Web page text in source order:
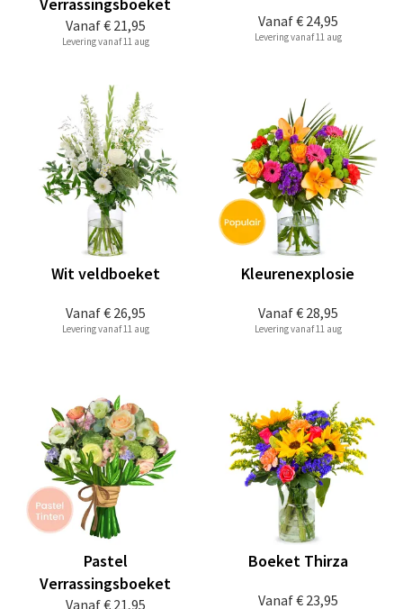
Vanaf€ 21,95
Levering vanaf 11 aug
Vanaf€ 24,95
Levering vanaf 11 aug
Vanaf€ 26,95
Wit veldboeket
Levering vanaf 11 aug
Vanaf€ 28,95
Kleurenexplosie
Levering vanaf 11 aug
Vanaf€ 21,95
Pastel
Verrassingsboeket
Vanaf€ 23,95
Boeket Thirza